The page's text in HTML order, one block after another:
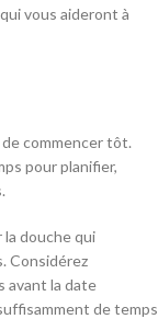
vous aideront à
commencer tôt.
pour planifier,
douche qui
Considérez
avant la date
de temps